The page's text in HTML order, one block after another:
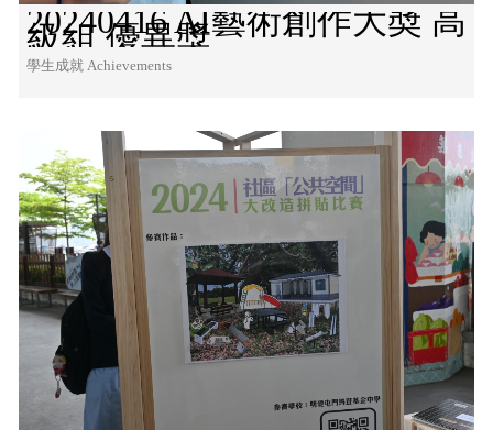
20240416 AI藝術創作大奬 高
級組 優異獎
學生成就 Achievements